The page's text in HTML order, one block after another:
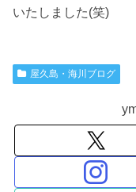
いたしました(笑)
屋久島・海川ブログ